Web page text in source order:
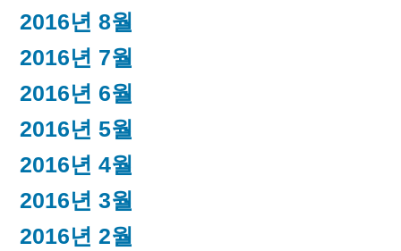
2016년 8월
2016년 7월
2016년 6월
2016년 5월
2016년 4월
2016년 3월
2016년 2월